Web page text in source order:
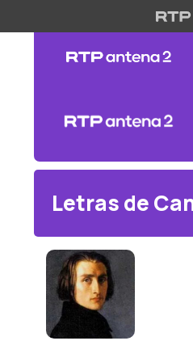
Letras de